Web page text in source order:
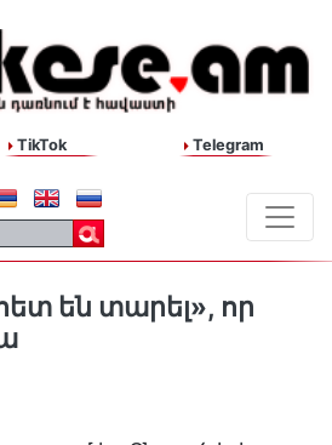
TikTok Telegram
են տարել», որ